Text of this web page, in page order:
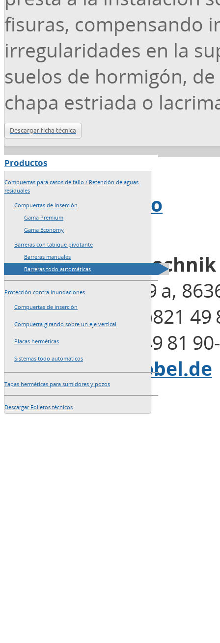
fisuras, compensando
irregularidades en la
suelos de hormigón,
chapa estriada o
Descargar ficha técnica
Productos
Compuertas para casos de fallo / Retención de aguas
residuales
Compuertas de inserción
Gama Premium
Gama Economy
Barreras con tabique pivotante
Barreras manuales
Barreras todo automáticas
Protección contra inundaciones
Compuertas de inserción
Compuerta girando sobre un eje vertical
Placas herméticas
Sistemas todo automáticos
Tapas herméticas para sumidores y pozos
Descargar Folletos técnicos
→Inicio
→Mapa del sitio
→Redacción
Blobel Umwelttechnik
Henleinstraße 29 a,
Teléfono: +49 (0)821 49
Fax: +49 (0)821 49 81
E-Mail:info@blobel.de